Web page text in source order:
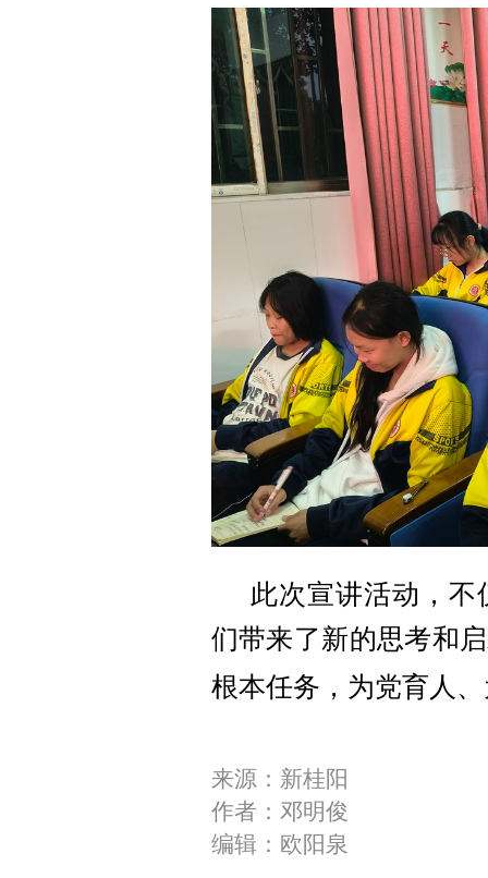
此次宣讲活动，
们带来了新的思考和
根本任务，为党育人
来源：新桂阳
作者：邓明俊
编辑：欧阳泉